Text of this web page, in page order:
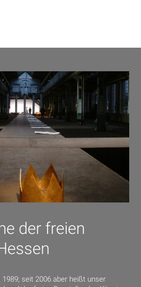
der freien
seit 2006 aber heißt unser